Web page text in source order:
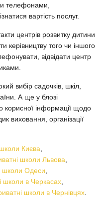
телефонами,
вартість послуг.
центрів розвитку дитини
керівництву того чи іншого
відвідати центр
вибір садочків, шкіл,
А ще у блозі
корисної інформації щодо
виховання, організації
Києва
школи Львова
школи Одеси
школи в Черкасах
школи в Чернівцях